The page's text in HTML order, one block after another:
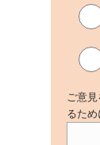
ご意
るため